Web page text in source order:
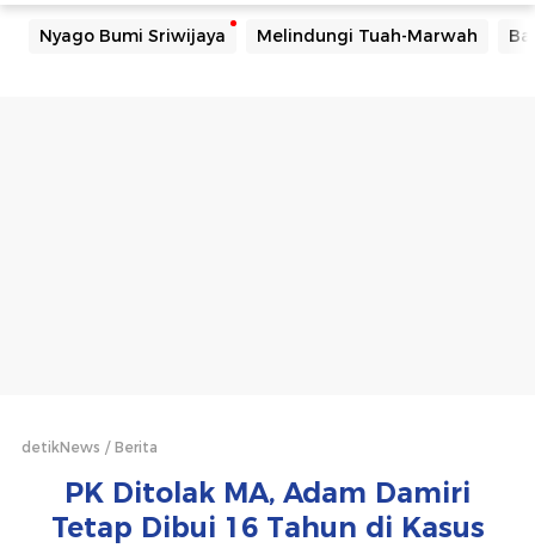
Nyago Bumi Sriwijaya Melindungi Tuah-Marwah
detikNews Berita
PK Ditolak MA, Adam Damiri
Tetap Dibui 16 Tahun di Kasus